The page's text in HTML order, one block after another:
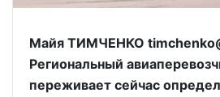
Майя ТИМЧЕНКО
Региональный
переживает сейчас